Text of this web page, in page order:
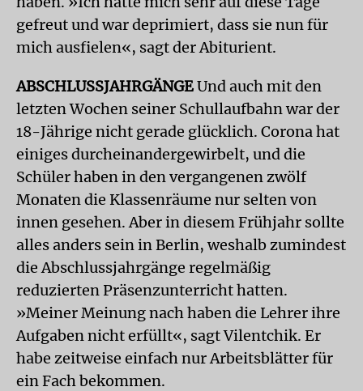
gefreut und war deprimiert, dass sie nun für
mich ausfielen«, sagt der Abiturient.
ABSCHLUSSJAHRGÄNGEUnd auch mit den
letzten Wochen seiner Schullaufbahn war der
18-Jährige nicht gerade glücklich. Corona hat
einiges durcheinandergewirbelt, und die
Schüler haben in den vergangenen zwölf
Monaten die Klassenräume nur selten von
innen gesehen. Aber in diesem Frühjahr sollte
alles anders sein in Berlin, weshalb zumindest
die Abschlussjahrgänge regelmäßig
reduzierten Präsenzunterricht hatten.
»Meiner Meinung nach haben die Lehrer ihre
Aufgaben nicht erfüllt«, sagt Vilentchik. Er
habe zeitweise einfach nur Arbeitsblätter für
ein Fach bekommen.